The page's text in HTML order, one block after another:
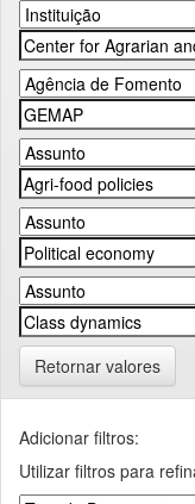
Retornar valores
Adicionar filtros:
Utilizar filtros para